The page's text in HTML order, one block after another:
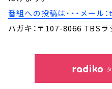
番組への投稿は・・・メー
ハガキ：〒107-8066 TBSラ